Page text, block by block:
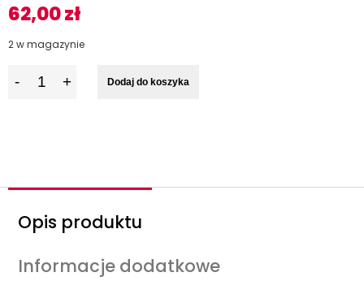
62,00zł
2 w magazynie
Dodaj do koszyka
Opis produktu
Informacje dodatkowe